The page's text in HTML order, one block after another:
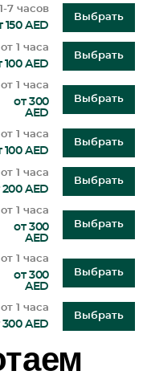
1-7 часов
150 AED
Выбрать
от 1 часа
100 AED
Выбрать
от 1 часа
от 300
AED
Выбрать
от 1 часа
100 AED
Выбрать
от 1 часа
200 AED
Выбрать
от 1 часа
от 300
AED
Выбрать
от 1 часа
от 300
AED
Выбрать
от 1 часа
300 AED
Выбрать